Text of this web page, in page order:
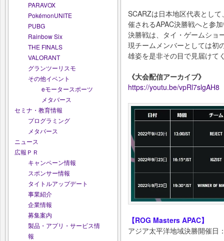
PARAVOX
PokémonUNITE
PUBG
Rainbow Six
THE FINALS
VALORANT
グランツーリスモ
その他イベント
eモータースポーツ
メタバース
セミナ・教育情報
プログラミング
メタバース
ニュース
広報ＰＲ
キャンペーン情報
スポンサー情報
タイトルアップデート
事業紹介
企業情報
募集案内
製品・アプリ・サービス情
報
SCARZは日本地区代表とし
催されるAPAC決勝戦へと参
決勝戦は、タイ・ゲームショ
現チームメンバーとしては初
雄姿を是非その目で見届けて
《大会配信アーカイブ》
https://youtu.be/vpRl7slgAH8
【ROG Masters APAC】
アジア太平洋地域決勝開催日